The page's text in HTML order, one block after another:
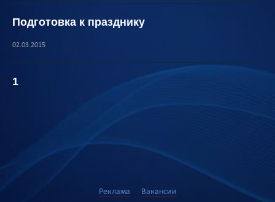
Подготовка к празднику
02.03.2015
1
Реклама Вакансии